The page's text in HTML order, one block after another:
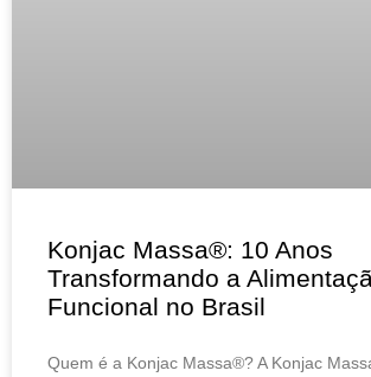
Konjac Massa®: 10 Anos
Transformando a
Funcional no Brasil
Quem é a Konjac Massa®? A Konjac